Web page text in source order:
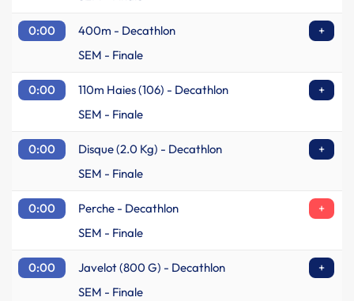
0:00 400m - Decathlon
+
SEM - Finale
0:00 110m Haies (106) - Decathlon
+
SEM - Finale
0:00 Disque (2.0 Kg) - Decathlon
+
SEM - Finale
0:00 Perche - Decathlon
+
SEM - Finale
0:00 Javelot (800 G) - Decathlon
+
SEM - Finale